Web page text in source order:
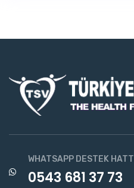
WHATSAPP DESTEK HATTI
0543 681 37 73